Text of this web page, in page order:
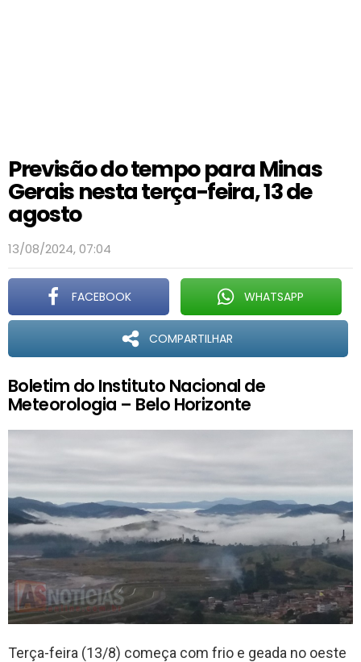
Previsão do tempo para Minas
Gerais nesta terça-feira, 13 de
agosto
13/08/2024, 07:04
FACEBOOK WHATSAPP
COMPARTILHAR
Boletim do Instituto Nacional de
Meteorologia – Belo Horizonte
Terça-feira (13/8) começa com frio e geada no oeste